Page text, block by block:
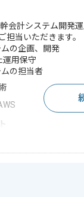
会計システム開発
担当いただきます。
の企画、開発
用保守
の担当者